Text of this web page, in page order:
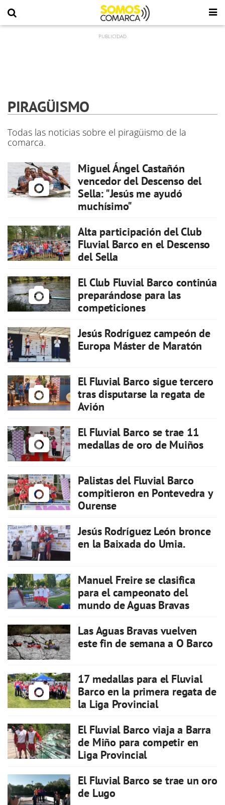
PIRAGÜISMO
Todas las noticias sobre el piragüismo de la
comarca.
Miguel Ángel Castañón
vencedor del Descenso del
Sella: "Jesús me ayudó
muchísimo"
Alta participación del Club
Fluvial Barco en el Descenso
del Sella
El Club Fluvial Barco continúa
preparándose para las
competiciones
Jesús Rodríguez campeón de
Europa Máster de Maratón
El Fluvial Barco sigue tercero
tras disputarse la regata de
Avión
El Fluvial Barco se trae 11
medallas de oro de Muiños
Palistas del Fluvial Barco
compitieron en Pontevedra y
Ourense
Jesús Rodríguez León bronce
en la Baixada do Umia.
Manuel Freire se clasifica
para el campeonato del
mundo de Aguas Bravas
Las Aguas Bravas vuelven
este fin de semana a O Barco
17 medallas para el Fluvial
Barco en la primera regata de
la Liga Provincial
El Fluvial Barco viaja a Barra
de Miño para competir en
Liga Provincial
El Fluvial Barco se trae un oro
de Lugo